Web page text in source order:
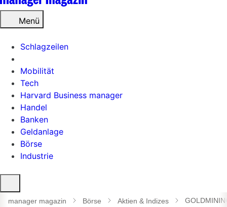
Menü
Schlagzeilen
Mobilität
Tech
Harvard Business manager
Handel
Banken
Geldanlage
Börse
Industrie
öffnen
manager magazin Börse Aktien & Indizes